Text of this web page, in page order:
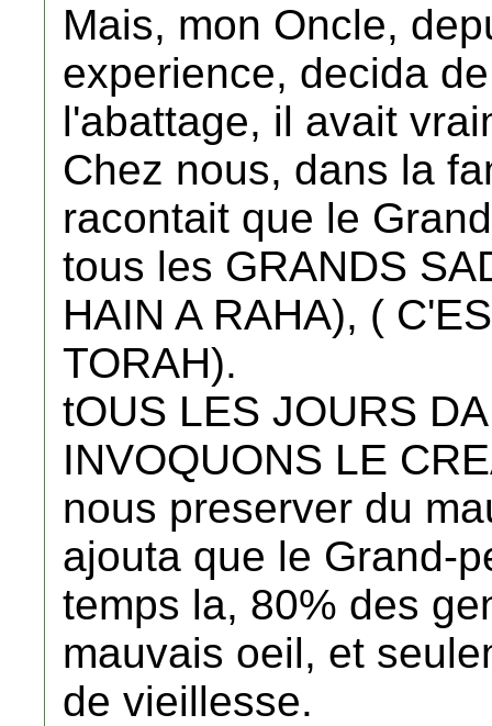
Mais, mon Oncle,
experience, decida
l'abattage, il avait
Chez nous, dans la
racontait que le
tous les GRANDS
HAIN A RAHA), (
TORAH).
tOUS LES JOURS
INVOQUONS LE
nous preserver du
ajouta que le Grand-
temps la, 80% des
mauvais oeil, et
de vieillesse.